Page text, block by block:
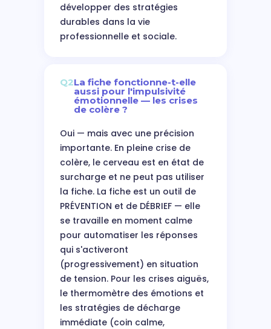
développer des stratégies
durables dans la vie
professionnelle et sociale.
Q2La fiche fonctionne-t-elle
aussi pour l'impulsivité
émotionnelle — les crises
de colère ?
Oui — mais avec une précision
importante. En pleine crise de
colère, le cerveau est en état de
surcharge et ne peut pas utiliser
la fiche. La fiche est un outil de
PRÉVENTION et de DÉBRIEF — elle
se travaille en moment calme
pour automatiser les réponses
qui s'activeront
(progressivement) en situation
de tension. Pour les crises aiguës,
le thermomètre des émotions et
les stratégies de décharge
immédiate (coin calme,